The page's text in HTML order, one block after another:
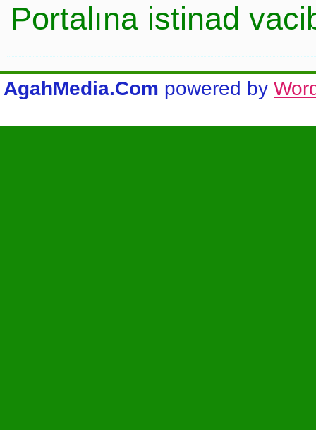
Portalına istinad
AgahMedia.Com powered by